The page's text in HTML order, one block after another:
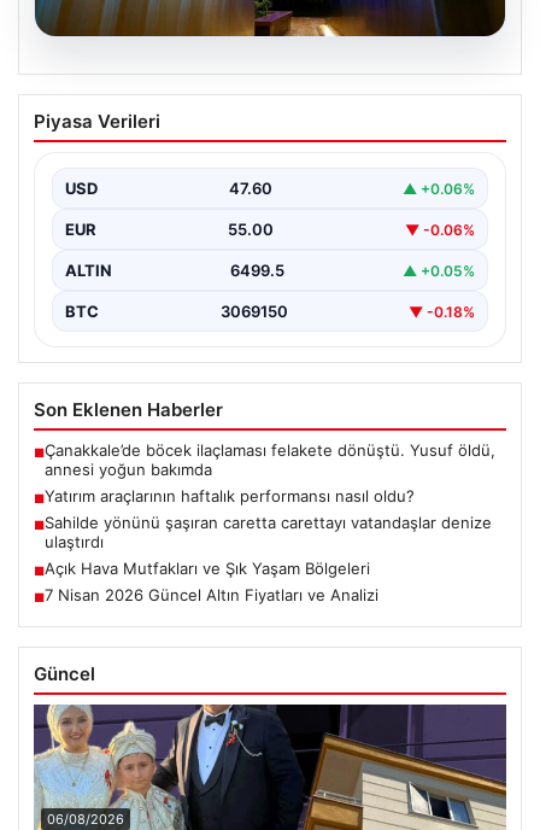
05.08.2026
Yatırım araçlarının haftalık performansı
nasıl oldu?
Piyasa Verileri
USD 47.60 ▲ +0.06%
EUR 55.00 ▼ -0.06%
ALTIN 6499.5 ▲ +0.05%
BTC 3069150 ▼ -0.18%
Son Eklenen Haberler
■Çanakkale’de böcek ilaçlaması felakete dönüştü. Yusuf öldü,
annesi yoğun bakımda
■Yatırım araçlarının haftalık performansı nasıl oldu?
■Sahilde yönünü şaşıran caretta carettayı vatandaşlar denize
ulaştırdı
■Açık Hava Mutfakları ve Şık Yaşam Bölgeleri
■7 Nisan 2026 Güncel Altın Fiyatları ve Analizi
Güncel
06/08/2026